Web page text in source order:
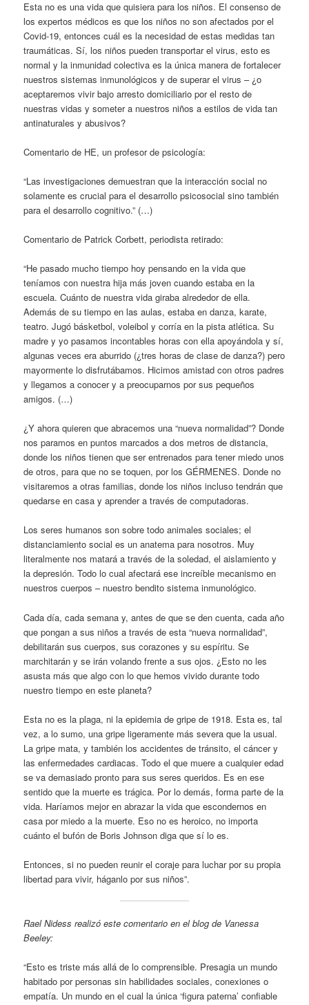
Esta no es una vida que quisiera para los niños. El consenso de
los expertos médicos es que los niños no son afectados por el
Covid-19, entonces cuál es la necesidad de estas medidas tan
traumáticas. Sí, los niños pueden transportar el virus, esto es
normal y la inmunidad colectiva es la única manera de fortalecer
nuestros sistemas inmunológicos y de superar el virus – ¿o
aceptaremos vivir bajo arresto domiciliario por el resto de
nuestras vidas y someter a nuestros niños a estilos de vida tan
antinaturales y abusivos?
Comentario de HE, un profesor de psicología:
“Las investigaciones demuestran que la interacción social no
solamente es crucial para el desarrollo psicosocial sino también
para el desarrollo cognitivo.” (…)
Comentario de Patrick Corbett, periodista retirado:
“He pasado mucho tiempo hoy pensando en la vida que
teníamos con nuestra hija más joven cuando estaba en la
escuela. Cuánto de nuestra vida giraba alrededor de ella.
Además de su tiempo en las aulas, estaba en danza, karate,
teatro. Jugó básketbol, voleibol y corría en la pista atlética. Su
madre y yo pasamos incontables horas con ella apoyándola y sí,
algunas veces era aburrido (¿tres horas de clase de danza?) pero
mayormente lo disfrutábamos. Hicimos amistad con otros padres
y llegamos a conocer y a preocuparnos por sus pequeños
amigos. (…)
¿Y ahora quieren que abracemos una “nueva normalidad”? Donde
nos paramos en puntos marcados a dos metros de distancia,
donde los niños tienen que ser entrenados para tener miedo unos
de otros, para que no se toquen, por los GÉRMENES. Donde no
visitaremos a otras familias, donde los niños incluso tendrán que
quedarse en casa y aprender a través de computadoras.
Los seres humanos son sobre todo animales sociales; el
distanciamiento social es un anatema para nosotros. Muy
literalmente nos matará a través de la soledad, el aislamiento y
la depresión. Todo lo cual afectará ese increíble mecanismo en
nuestros cuerpos – nuestro bendito sistema inmunológico.
Cada día, cada semana y, antes de que se den cuenta, cada año
que pongan a sus niños a través de esta “nueva normalidad”,
debilitarán sus cuerpos, sus corazones y su espíritu. Se
marchitarán y se irán volando frente a sus ojos. ¿Esto no les
asusta más que algo con lo que hemos vivido durante todo
nuestro tiempo en este planeta?
Esta no es la plaga, ni la epidemia de gripe de 1918. Esta es, tal
vez, a lo sumo, una gripe ligeramente más severa que la usual.
La gripe mata, y también los accidentes de tránsito, el cáncer y
las enfermedades cardiacas. Todo el que muere a cualquier edad
se va demasiado pronto para sus seres queridos. Es en ese
sentido que la muerte es trágica. Por lo demás, forma parte de la
vida. Haríamos mejor en abrazar la vida que escondernos en
casa por miedo a la muerte. Eso no es heroico, no importa
cuánto el bufón de Boris Johnson diga que sí lo es.
Entonces, si no pueden reunir el coraje para luchar por su propia
libertad para vivir, háganlo por sus niños”.
Rael Nidess realizó este comentario en el blog de Vanessa
Beeley:
“Esto es triste más allá de lo comprensible. Presagia un mundo
habitado por personas sin habilidades sociales, conexiones o
empatía. Un mundo en el cual la única ‘figura paterna’ confiable